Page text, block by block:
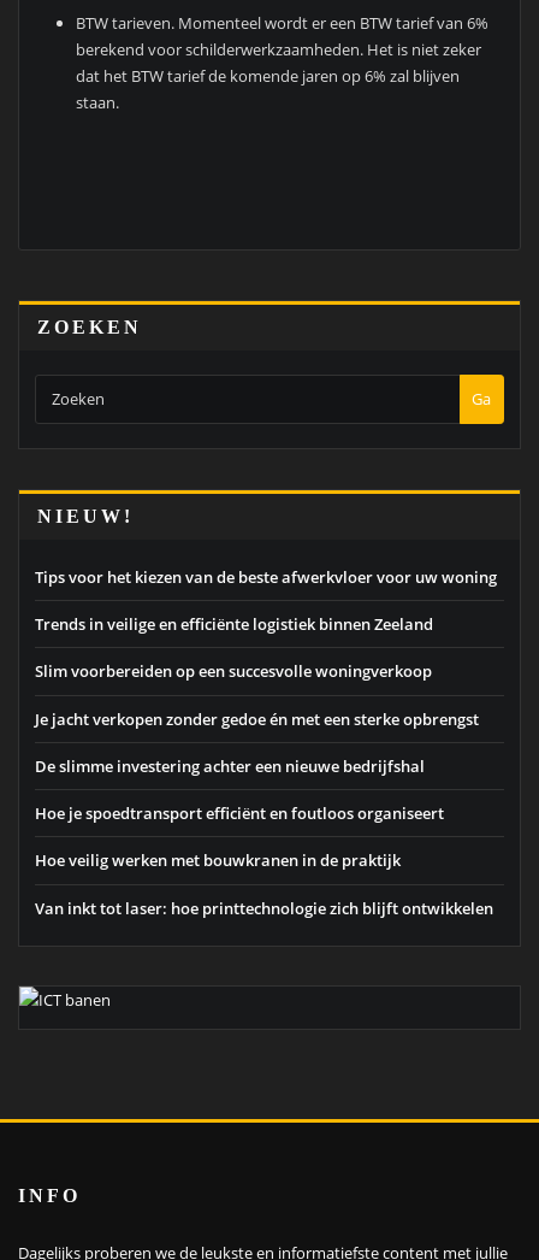
BTW tarieven. Momenteel wordt er een BTW tarief van 6%
berekend voor schilderwerkzaamheden. Het is niet zeker
dat het BTW tarief de komende jaren op 6% zal blijven
staan.
ZOEKEN
Ga
NIEUW!
Tips voor het kiezen van de beste afwerkvloer voor uw woning
Trends in veilige en efficiënte logistiek binnen Zeeland
Slim voorbereiden op een succesvolle woningverkoop
Je jacht verkopen zonder gedoe én met een sterke opbrengst
De slimme investering achter een nieuwe bedrijfshal
Hoe je spoedtransport efficiënt en foutloos organiseert
Hoe veilig werken met bouwkranen in de praktijk
Van inkt tot laser: hoe printtechnologie zich blijft ontwikkelen
INFO
Dagelijks proberen we de leukste en informatiefste content met jullie